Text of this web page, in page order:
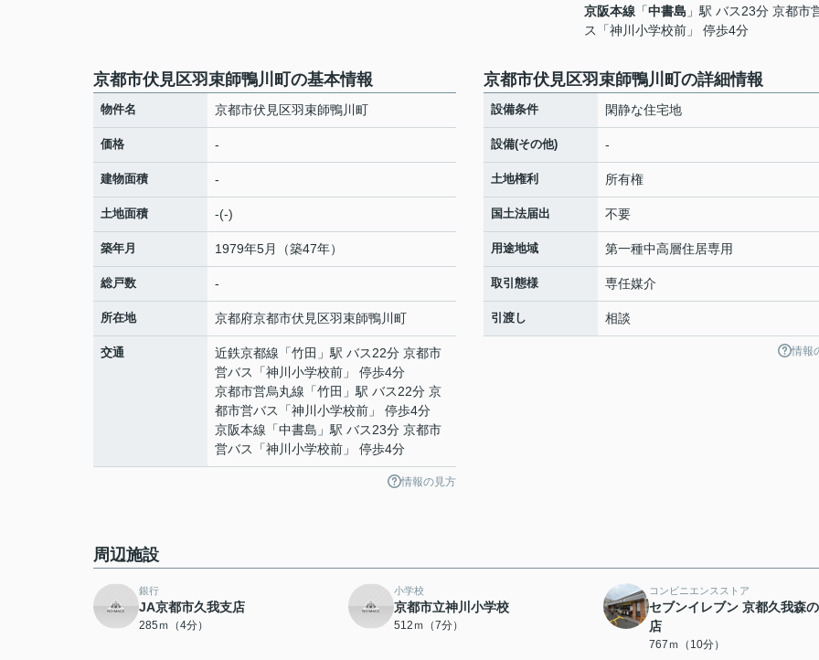
京阪本線 「中書島 」駅 バス23分 京都市
ス「神川小学校前」 停歩4分
京都市伏見区羽束師鴨川町の基本情報
物件名 京都市伏見区羽束師鴨川町
価格 -
建物面積 -
土地面積 -(-)
築年月 1979年5月（築47年）
総戸数 -
所在地 京都府京都市伏見区羽束師鴨川町
交通 近鉄京都線 「竹田 」駅 バス22分 京都市
営バス「神川小学校前」 停歩4分
京都市営烏丸線 「竹田 」駅 バス22分 京
都市営バス「神川小学校前」 停歩4分
京阪本線 「中書島 」駅 バス23分 京都市
営バス「神川小学校前」 停歩4分
情報の見方
京都市伏見区羽束師鴨川町の詳細情報
設備条件 閑静な住宅地
設備(その他) -
土地権利 所有権
国土法届出 不要
用途地域 第一種中高層住居専用
取引態様 専任媒介
引渡し 相談
情報
周辺施設
銀行
JA京都市久我支店
285ｍ（4分）
小学校
京都市立神川小学校
512ｍ（7分）
コンビニエンスストア
セブンイレブン 京都久我森
店
767ｍ（10分）